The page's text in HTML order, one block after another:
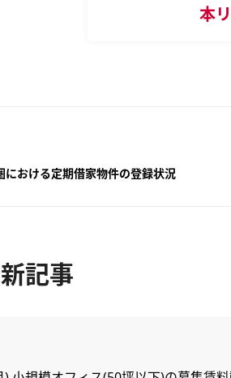
本
における定期借家物件の登録状況
記事